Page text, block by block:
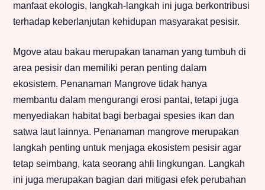
manfaat ekologis, langkah-langkah ini juga berkontribusi
terhadap keberlanjutan kehidupan masyarakat pesisir.
Mgove atau bakau merupakan tanaman yang tumbuh di
area pesisir dan memiliki peran penting dalam
ekosistem. Penanaman Mangrove tidak hanya
membantu dalam mengurangi erosi pantai, tetapi juga
menyediakan habitat bagi berbagai spesies ikan dan
satwa laut lainnya. Penanaman mangrove merupakan
langkah penting untuk menjaga ekosistem pesisir agar
tetap seimbang, kata seorang ahli lingkungan. Langkah
ini juga merupakan bagian dari mitigasi efek perubahan